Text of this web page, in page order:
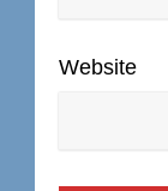
Website